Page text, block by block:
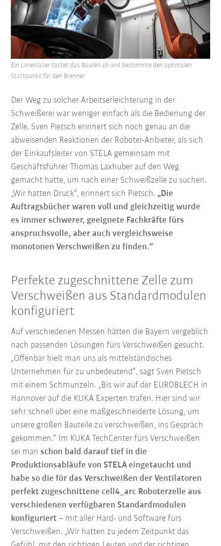
Der Weg zu solcher Arbeitserleichterung in der
Schweißerei war weniger einfach als die Bedienung der
Zelle. Sven Pietsch erinnert sich noch genau an die
abweisenden Reaktionen der Roboter-Anbieter, als sich
der Einkaufsleiter von STELA gemeinsam mit
Geschäftsführer Thomas Laxhuber auf den Weg
gemacht hatte, um nach einer Schweißzelle zu suchen.
„Wir hatten Druck“, erinnert sich Pietsch. „Die
Auftragsbücher waren voll und gleichzeitig wurde
es immer schwerer, geeignete Fachkräfte fürs
anspruchsvolle, aber auch vergleichsweise
monotonen Verschweißen zu finden.“
Ein Linienlaser tastet das Bauteil ab und bestimmte den optimalen
Startpunkt für den Brenner
Perfekte zugeschnittene Zelle zum
Verschweißen aus Standardmodulen
konfiguriert
Auf verschiedenen Messen hätten die Bayern vergeblich
nach passenden Lösungen fürs Verschweißen gesucht.
„Offenbar hielt man uns als mittelständisches
Unternehmen für zu unbedeutend“, sagt Sven Pietsch
mit einem Schmunzeln. „Bis wir auf der EUROBLECH in
Hannover auf die KUKA Experten trafen. Hier sind wir
sehr schnell über eine maßgeschneiderte Lösung, um
unsere großen Bauteile zu verschweißen, ins Gespräch
gekommen.“ Im KUKA TechCenter fürs Verschweißen
sei manschon bald darauf tief in die
Produktionsabläufe von STELA eingetaucht und
habe so die für das Verschweißen der Ventilatoren
perfekt zugeschnittene cell4_arc Roboterzelle aus
verschiedenen verfügbaren Standardmodulen
konfiguriert – mit aller Hard- und Software fürs
Verschweißen. „Wir hatten zu jedem Zeitpunkt das